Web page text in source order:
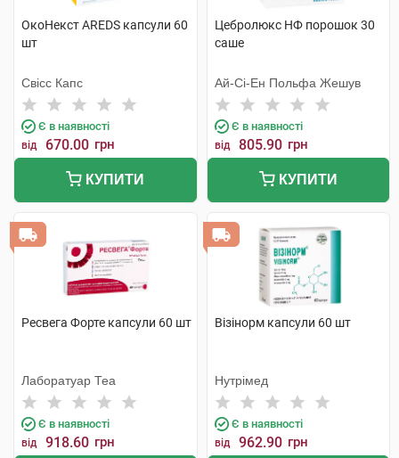
ОкоНекст AREDS капсули 60
шт
Свісс Капс
Є в наявності
від 670.00 грн
КУПИТИ
Цебролюкс НФ порошок 30
саше
Ай-Сі-Ен Польфа Жешув
Є в наявності
від 805.90 грн
КУПИТИ
Ресвега Форте капсули 60 шт
Лаборатуар Теа
Є в наявності
від 918.60 грн
Візінорм капсули 60 шт
Нутрімед
Є в наявності
від 962.90 грн